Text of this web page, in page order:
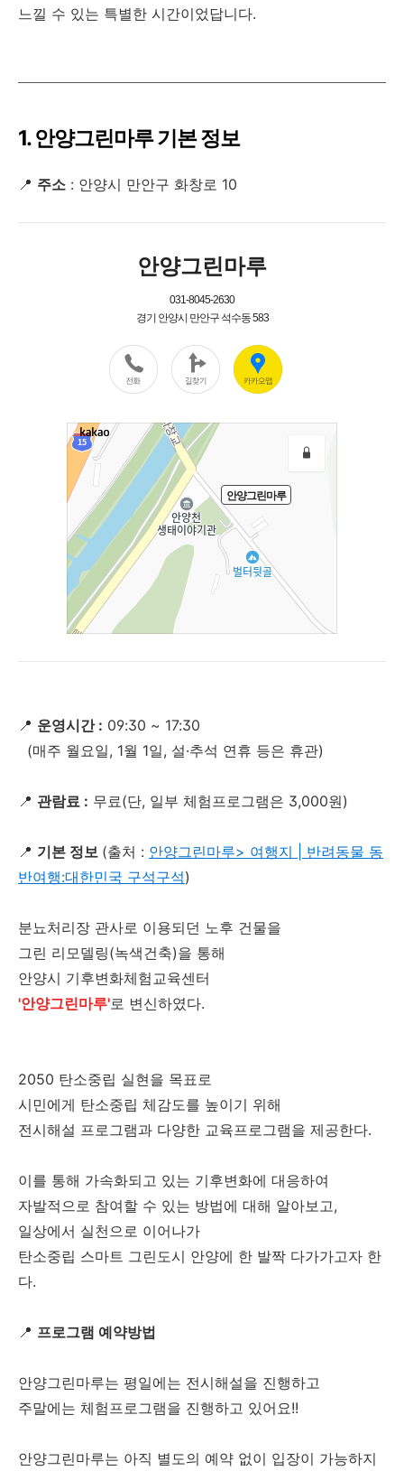
느낄 수 있는 특별한 시간이었답니다.
1. 안양그린마루 기본 정보
📍 주소 : 안양시 만안구 화창로 10
📍 운영시간 : 09:30 ~ 17:30
(매주 월요일, 1월 1일, 설·추석 연휴 등은 휴관)
📍 관람료 : 무료(단, 일부 체험프로그램은 3,000원)
📍 기본 정보 (출처 : 안양그린마루> 여행지 | 반려동물 동
반여행:대한민국 구석구석)
분뇨처리장 관사로 이용되던 노후 건물을
그린 리모델링(녹색건축)을 통해
안양시 기후변화체험교육센터
'안양그린마루'로 변신하였다.
2050 탄소중립 실현을 목표로
시민에게 탄소중립 체감도를 높이기 위해
전시해설 프로그램과 다양한 교육프로그램을 제공한다.
이를 통해 가속화되고 있는 기후변화에 대응하여
자발적으로 참여할 수 있는 방법에 대해 알아보고,
일상에서 실천으로 이어나가
탄소중립 스마트 그린도시 안양에 한 발짝 다가가고자 한
다.
📍 프로그램 예약방법
안양그린마루는 평일에는 전시해설을 진행하고
주말에는 체험프로그램을 진행하고 있어요!!
안양그린마루는 아직 별도의 예약 없이 입장이 가능하지